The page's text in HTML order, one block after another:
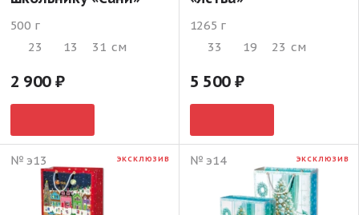
500 г
23
13 31 см
2 900
1265 г
33
19 23 см
5 500
№ э13 ЭКСКЛЮЗИВ № э14 ЭКСКЛЮЗИВ